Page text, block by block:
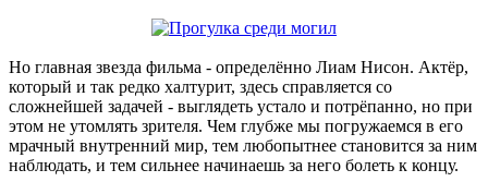
Но главная звезда фильма - определённо Лиам Нисон. Актёр,
который и так редко халтурит, здесь справляется со
сложнейшей задачей - выглядеть устало и потрёпанно, но при
этом не утомлять зрителя. Чем глубже мы погружаемся в его
мрачный внутренний мир, тем любопытнее становится за ним
наблюдать, и тем сильнее начинаешь за него болеть к концу.